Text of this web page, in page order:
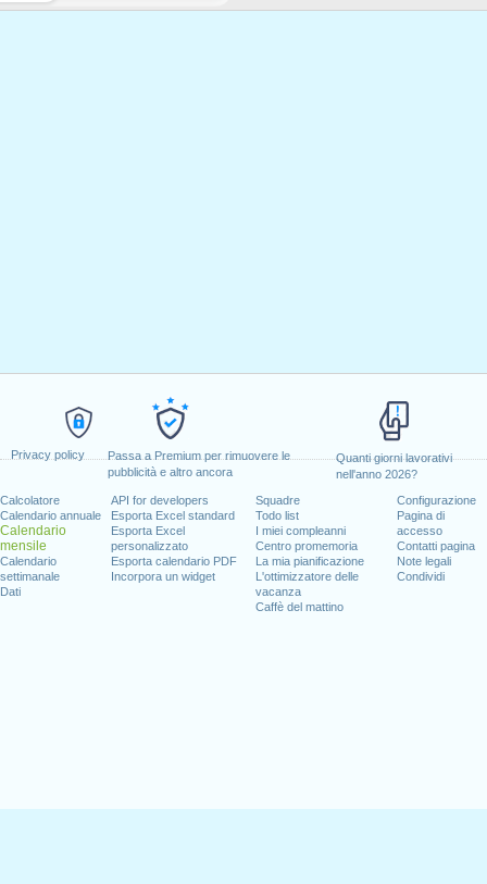
Privacy policy
Passa a Premium per rimuovere le
pubblicità e altro ancora
Quanti giorni lavorativi
nell'anno 2026?
Calcolatore
Calendario annuale
Calendario
mensile
Calendario
settimanale
Dati
API for developers
Esporta Excel standard
Esporta Excel
personalizzato
Esporta calendario PDF
Incorpora un widget
Squadre
Todo list
I miei compleanni
Centro promemoria
La mia pianificazione
L'ottimizzatore delle
vacanza
Caffè del mattino
Configurazione
Pagina di
accesso
Contatti pagina
Note legali
Condividi